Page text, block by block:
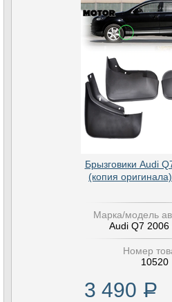
Брызговики Audi
(копия
Марка/модель
Audi Q7 2006
Номер
10520
3 490 Р